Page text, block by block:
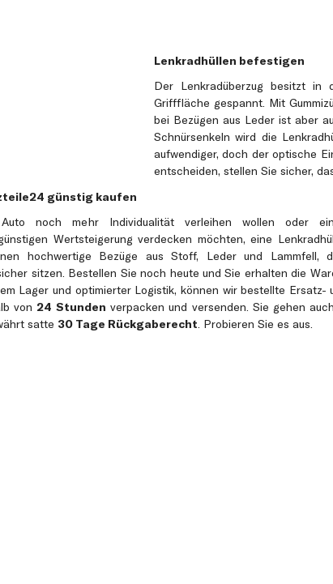
Lenkradhüllen befestigen
Der Lenkradüberzug besitzt
Grifffläche gespannt. Mit
bei Bezügen aus Leder ist aber
Schnürsenkeln wird die
aufwendiger, doch der optische
entscheiden, stellen Sie sicher,
günstig kaufen
noch mehr Individualität verleihen wollen oder
Wertsteigerung verdecken möchten, eine
hochwertige Bezüge aus Stoff, Leder und Lammfell,
sitzen. Bestellen Sie noch heute und Sie erhalten die
Lager und optimierter Logistik, können wir bestellte Ersatz-
von 24 Stunden verpacken und versenden. Sie gehen
satte 30 Tage Rückgaberecht . Probieren Sie es aus.